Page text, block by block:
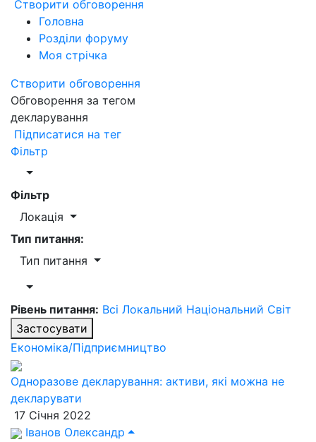
Створити обговорення
Головна
Розділи форуму
Моя стрічка
Створити обговорення
Обговорення за тегом
декларування
Підписатися на тег
Фільтр
Фільтр
Локація
Тип питання:
Тип питання
Рівень питання: Всі Локальний Національний Світ
Застосувати
Економіка/Підприємництво
Одноразове декларування: активи, які можна не
декларувати
17 Січня 2022
Іванов Олександр